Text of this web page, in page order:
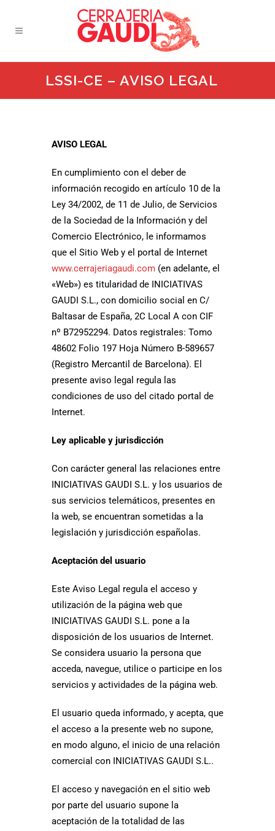
LSSI-CE – AVISO LEGAL
AVISO LEGAL
En cumplimiento con el deber de
información recogido en artículo 10 de la
Ley 34/2002, de 11 de Julio, de Servicios
de la Sociedad de la Información y del
Comercio Electrónico, le informamos
que el Sitio Web y el portal de Internet
www.cerrajeriagaudi.com (en adelante, el
«Web») es titularidad de INICIATIVAS
GAUDI S.L., con domicilio social en C/
Baltasar de España, 2C Local A con CIF
nº B72952294. Datos registrales: Tomo
48602 Folio 197 Hoja Número B-589657
(Registro Mercantil de Barcelona). El
presente aviso legal regula las
condiciones de uso del citado portal de
Internet.
Ley aplicable y jurisdicción
Con carácter general las relaciones entre
INICIATIVAS GAUDI S.L. y los usuarios de
sus servicios telemáticos, presentes en
la web, se encuentran sometidas a la
legislación y jurisdicción españolas.
Aceptación del usuario
Este Aviso Legal regula el acceso y
utilización de la página web que
INICIATIVAS GAUDI S.L. pone a la
disposición de los usuarios de Internet.
Se considera usuario la persona que
acceda, navegue, utilice o participe en los
servicios y actividades de la página web.
El usuario queda informado, y acepta, que
el acceso a la presente web no supone,
en modo alguno, el inicio de una relación
comercial con INICIATIVAS GAUDI S.L..
El acceso y navegación en el sitio web
por parte del usuario supone la
aceptación de la totalidad de las